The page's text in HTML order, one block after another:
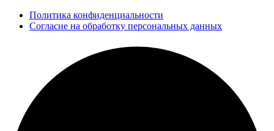
Политика конфиденциальности
Согласие на обработку персональных данных